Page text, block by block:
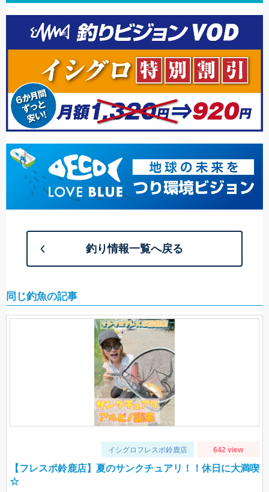
釣り情報一覧へ戻る
同じ釣魚の記事
イシグロフレスポ鈴鹿店 642 view
【フレスポ鈴鹿店】夏のサンクチュアリ！！休日に大満喫
☆